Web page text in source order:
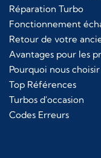
Réparation Turbo
Fonctionnement
Retour de votre
Avantages pour les
Pourquoi nous choisir
Top Références
Turbos d'occasion
Codes Erreurs